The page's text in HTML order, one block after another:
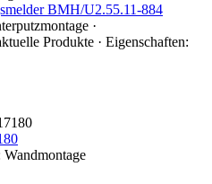
BMH/U2.55.11-884
·
Produkte · Eigenschaften: